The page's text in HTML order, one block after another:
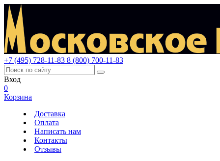
+7 (495) 728-11-83 8 (800) 700-11-83
Вход
0
Корзина
Доставка
Оплата
Написать нам
Контакты
Отзывы